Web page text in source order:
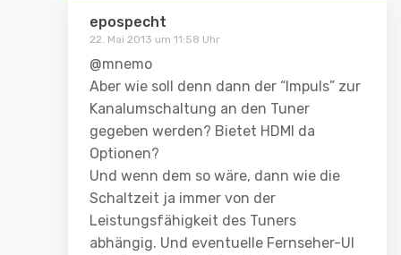
epospecht
22. Mai 2013 um 11:58 Uhr
@mnemo
Aber wie soll denn dann der “Impuls” zur
Kanalumschaltung an den Tuner
gegeben werden? Bietet HDMI da
Optionen?
Und wenn dem so wäre, dann wie die
Schaltzeit ja immer von der
Leistungsfähigkeit des Tuners
abhängig. Und eventuelle Fernseher-UI